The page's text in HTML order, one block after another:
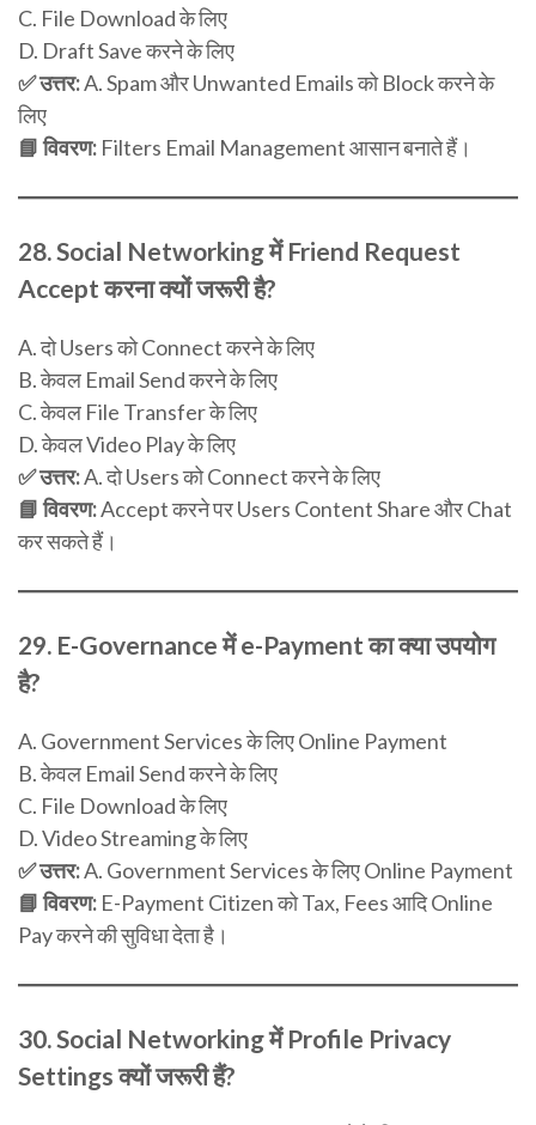
C. File Download के लिए
D. Draft Save करने के लिए
✅ उत्तर:A. Spam और Unwanted Emails को Block करने के
लिए
📘 विवरण: Filters Email Management आसान बनाते हैं।
28.Social Networking में Friend Request
Accept करना क्यों जरूरी है?
A. दो Users को Connect करने के लिए
B. केवल Email Send करने के लिए
C. केवल File Transfer के लिए
D. केवल Video Play के लिए
✅ उत्तर:A. दो Users को Connect करने के लिए
📘 विवरण:Accept करने पर Users Content Share और Chat
कर सकते हैं।
29. E-Governance में e-Payment का क्या उपयोग
है?
A. Government Services के लिए Online Payment
B. केवल Email Send करने के लिए
C. File Download के लिए
D. Video Streaming के लिए
✅ उत्तर:A. Government Services के लिए Online Payment
📘 विवरण: E-Payment Citizen को Tax, Fees आदि Online
Pay करने की सुविधा देता है।
30.Social Networking में Profile Privacy
Settings क्यों जरूरी हैं?